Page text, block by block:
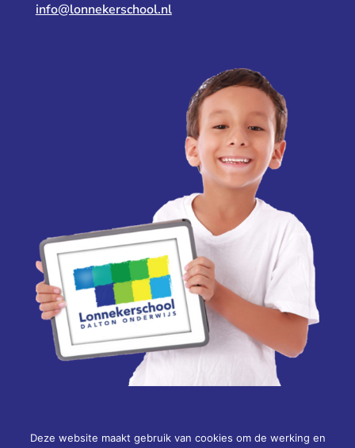
info@lonnekerschool.nl

Deze website maakt gebruik van cookies om de werking en